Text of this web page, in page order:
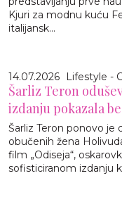
Kjuri za modnu kuću
italijansk...
14.07.2026 Lifestyle -
Šarliz Teron
izdanju pokazala
Šarliz Teron ponovo je
obučenih žena
film „Odiseja“,
sofisticiranom izdanju